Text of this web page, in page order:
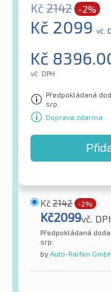
Kč 2142 -2%
Kč 2099 vč.
Kč
vč. DPH
Předpokládaná
srp.
Doprava zdarma
Kč2142 -2%
Kč2099vč.
Předpokládaná
srp.
by Auto-Raifen